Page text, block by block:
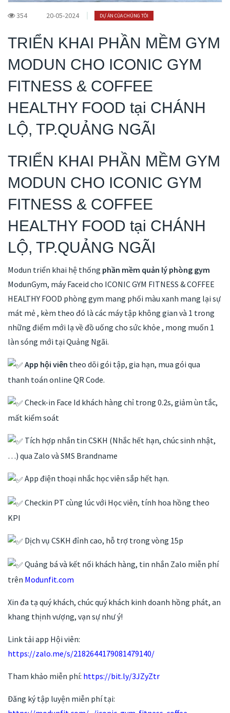
354 20-05-2024 DỰ ÁN CỦA CHÚNG TÔI
TRIỂN KHAI PHẦN MỀM GYM
MODUN CHO ICONIC GYM
FITNESS & COFFEE
HEALTHY FOOD tại CHÁNH
LỘ, TP.QUẢNG NGÃI
TRIỂN KHAI PHẦN MỀM GYM
MODUN CHO ICONIC GYM
FITNESS & COFFEE
HEALTHY FOOD tại CHÁNH
LỘ, TP.QUẢNG NGÃI
Modun triển khai hệ thống phần mềm quản lý phòng gym
ModunGym, máy Faceid cho ICONIC GYM FITNESS & COFFEE
HEALTHY FOOD phòng gym mang phối màu xanh mang lại sự
mát mẻ , kèm theo đó là các máy tập không gian và 1 trong
những điểm mới lạ về đồ uống cho sức khỏe , mong muốn 1
làn sóng mới tại Quảng Ngãi.
App hội viên theo dõi gói tập, gia hạn, mua gói qua
thanh toán online QR Code.
Check-in Face Id khách hàng chỉ trong 0.2s, giảm ùn tắc,
mất kiểm soát
Tích hợp nhắn tin CSKH (Nhắc hết hạn, chúc sinh nhật,
…) qua Zalo và SMS Brandname
App điện thoại nhắc học viên sắp hết hạn.
Checkin PT cùng lúc với Học viên, tính hoa hồng theo
KPI
Dịch vụ CSKH đỉnh cao, hỗ trợ trong vòng 15p
Quảng bá và kết nối khách hàng, tin nhắn Zalo miễn phí
trên Modunfit.com
Xin đa tạ quý khách, chúc quý khách kinh doanh hồng phát, an
khang thịnh vượng, vạn sự như ý!
Link tải app Hội viên:
https://zalo.me/s/2182644179081479140/
Tham khảo miễn phí: https://bit.ly/3JZyZtr
Đăng ký tập luyện miễn phí tại: